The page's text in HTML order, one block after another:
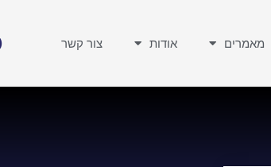
מאמרים אודות צור קשר